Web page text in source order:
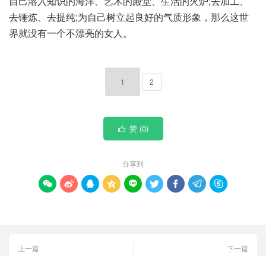
去锤炼、去提纯;为自己树立起良好的气质形象，那么这世
界就没有一个不漂亮的女人。
1 2
 赞 (0)
分享到
        
上一篇
下一篇